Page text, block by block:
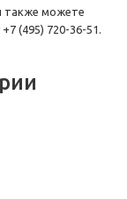
также можете
(495) 720-36-51.